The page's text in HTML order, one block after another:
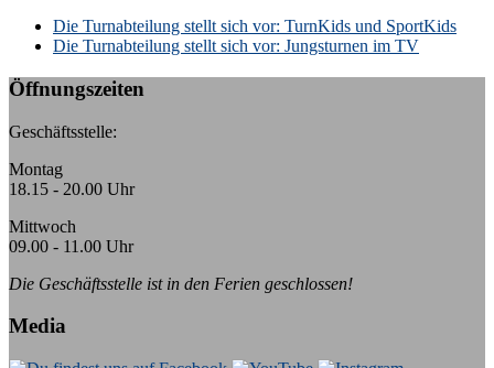
Die Turnabteilung stellt sich vor: TurnKids und SportKids
Die Turnabteilung stellt sich vor: Jungsturnen im TV
Öffnungszeiten
Geschäftsstelle:
Montag
18.15 - 20.00 Uhr
Mittwoch
09.00 - 11.00 Uhr
Die Geschäftsstelle ist in den Ferien geschlossen!
Media